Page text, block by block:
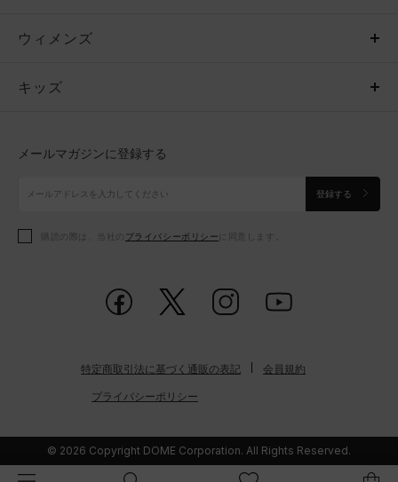
ウィメンズ
キッズ
アクセサリー
トップス
ボトムス
アクセサリー
ウィメンズ
トップス
シューズ
アクセサリー
キッズ
シューズ
メールマガジンに登録する
登録する
購読の際は、当社の プライバシーポリシー に同意します。
特定商取引法に基づく通販の表記 会員規約
プライバシーポリシー
© 2026 Copyright DOME Corporation. All Rights Reserved.